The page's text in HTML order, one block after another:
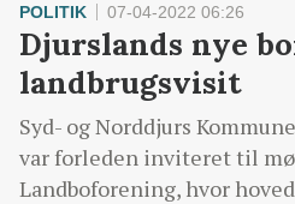
POLITIK 07-04-2022 06:26
Djurslands nye
landbrugsvisit
Syd- og Norddjurs
var forleden inviteret til
Landboforening, hvor